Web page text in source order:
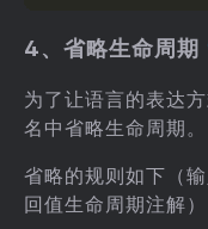
4、省略生命周期
为了让语言的表达
名中省略生命周期。
省略的规则如下（
回值生命周期注解）